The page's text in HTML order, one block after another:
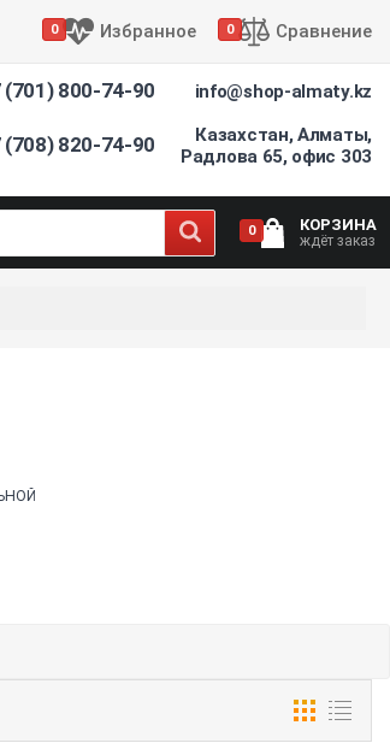
0 Избранное 0 Сравнение
(701) 800-74-90
(708) 820-74-90
info@shop-almaty.kz
Казахстан, Алматы,
Радлова 65, офис 303
0 КОРЗИНА
ждёт заказ